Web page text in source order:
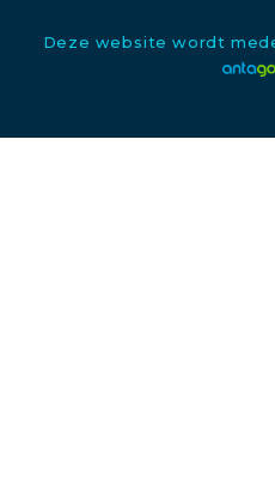
Deze website wordt